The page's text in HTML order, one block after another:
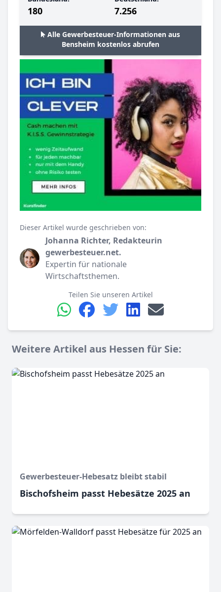
180 7.256
Alle Gewerbesteuer-Informationen aus
Bensheim kostenlos abrufen
Dieser Artikel wurde geschrieben von:
Johanna Richter, Redakteurin
gewerbesteuer.net.
Expertin für nationale
Wirtschaftsthemen.
Teilen Sie unseren Artikel
Weitere Artikel aus Hessen für Sie:
Gewerbesteuer-Hebesatz bleibt stabil
Bischofsheim passt Hebesätze 2025 an